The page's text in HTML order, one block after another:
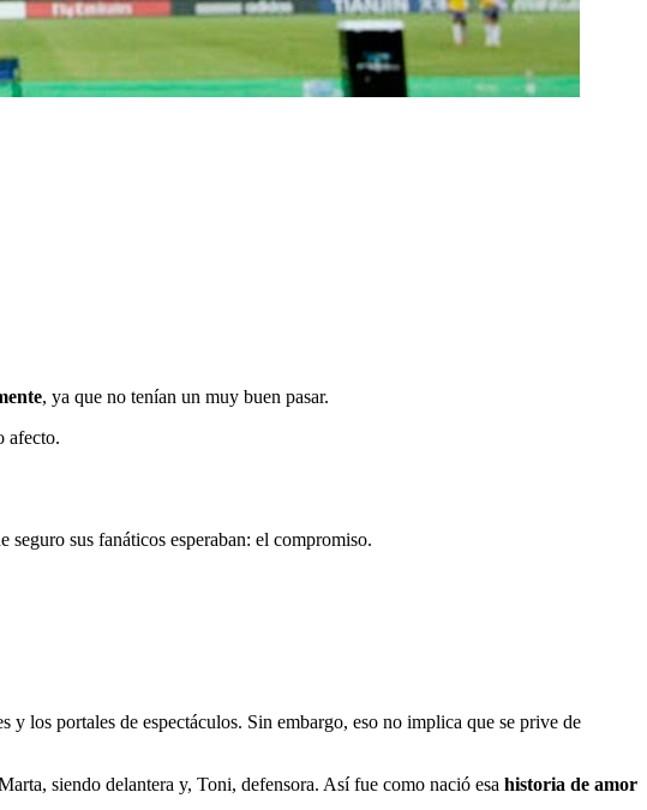
, ya que no tenían un muy buen pasar.
afecto.
sus fanáticos esperaban: el compromiso.
los portales de espectáculos. Sin embargo, eso no implica que se prive de
siendo delantera y, Toni, defensora. Así fue como nació esa historia de amor